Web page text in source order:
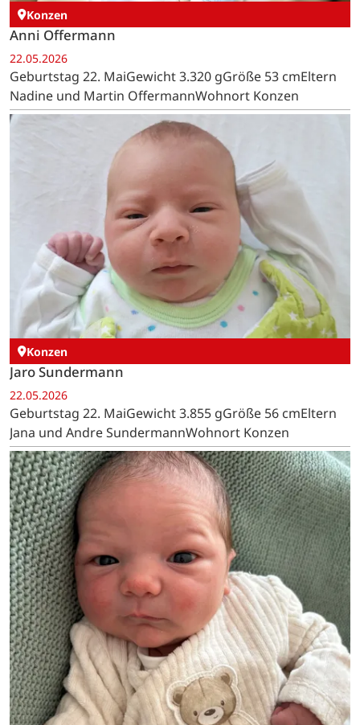
Konzen
Anni Offermann
22.05.2026
Geburtstag 22. MaiGewicht 3.320 gGröße 53 cmEltern
Nadine und Martin OffermannWohnort Konzen
Konzen
Jaro Sundermann
22.05.2026
Geburtstag 22. MaiGewicht 3.855 gGröße 56 cmEltern
Jana und Andre SundermannWohnort Konzen